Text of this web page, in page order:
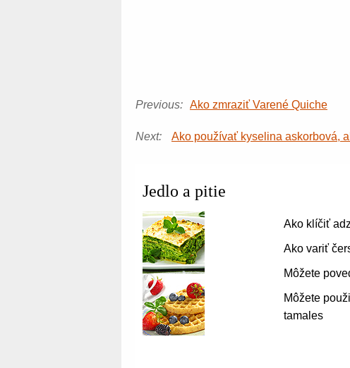
Previous: Ako zmraziť Varené Quiche
Next: Ako používať kyselina askorbová,
Jedlo a pitie
Ako klíčiť
Ako variť
Môžete
Môžete
tamales